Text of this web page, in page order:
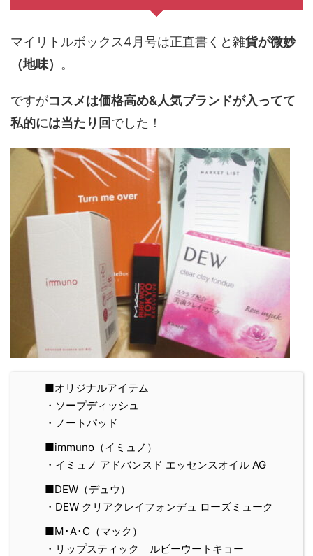
マイリトルボックス4月号は正直書くと雑貨が微妙
（地味） 。
ですがコスメは価格高め&人気ブランドが入ってて
私的には当たり回でした！
■オリジナルアイテム
・ソープディッシュ
・ノートパッド
■immuno（イミュノ）
・イミュノ アドバンスド エッセンスオイル AG
■DEW（デュウ）
・DEW クリアクレイフォンデュ ローズミューク
■M･A･C（マック）
・リップスティック ルビーウートキョー